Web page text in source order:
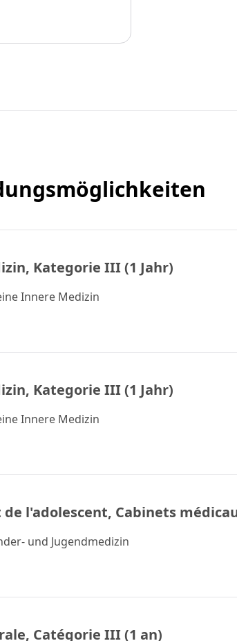
Kategorie III (1 Jahr)
Innere Medizin
Kategorie III (1 Jahr)
Innere Medizin
l'adolescent, Cabinets
und Jugendmedizin
Catégorie III (1 an)